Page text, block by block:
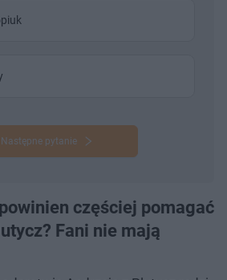
Następne pytanie
częściej pomagać
Fani nie mają